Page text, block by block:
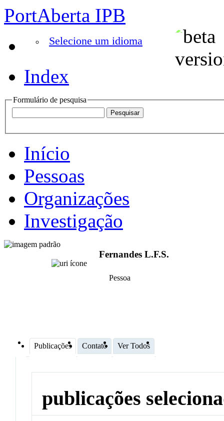
PortAberta IPB
Selecione um idioma
Index
Formulário de pesquisa
Início
Pessoas
Organizações
Investigação
Fernandes L.F.S.
Pessoa
Publicações Contato Ver Todos
publicações